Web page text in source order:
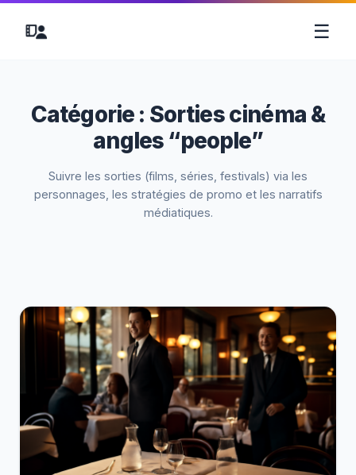
☰
Catégorie : Sorties cinéma &
angles “people”
Suivre les sorties (films, séries, festivals) via les
personnages, les stratégies de promo et les narratifs
médiatiques.